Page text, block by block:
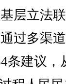
层立法
过多渠
条建议，